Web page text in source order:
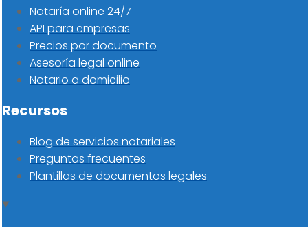
Notaría online 24/7
API para empresas
Precios por documento
Asesoría legal online
Notario a domicilio
Recursos
Blog de servicios notariales
Preguntas frecuentes
Plantillas de documentos legales